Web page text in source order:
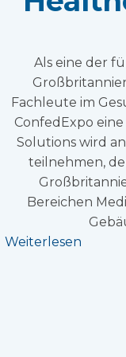
Als eine der
Fachleute im
ConfedExpo
Solutions wird
teilnehmen,
Bereichen
Weiterlesen